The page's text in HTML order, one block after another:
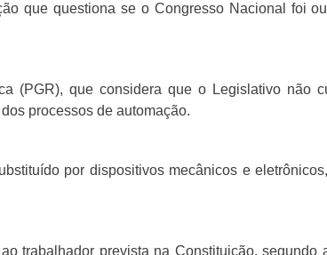
que questiona se o Congresso Nacional foi
(PGR), que considera que o Legislativo não
processos de automação.
por dispositivos mecânicos e
trabalhador prevista na Constituição, segundo